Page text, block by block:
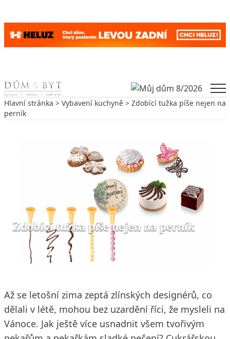
Skip to content
Hlavní stránka > Vybavení kuchyně > Zdobící tužka píše nejen na
perník
VYBAVENÍ KUCHYNĚ
Zdobící tužka píše nejen na perník
16. 11. 2012 2 min. čtení
Až se letošní zima zeptá zlínských designérů, co
dělali v létě, mohou bez uzardění říci, že mysleli na
Vánoce. Jak ještě více usnadnit všem tvořivým